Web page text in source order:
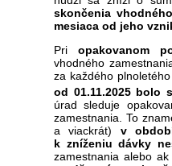
skončenia
mesiaca od jeho
Pri opakovanom
vhodného
za každého
od 01.11.2025 bolo
úrad sleduje
zamestnania. To
a viackrát) v
k zníženiu dávky
zamestnania alebo